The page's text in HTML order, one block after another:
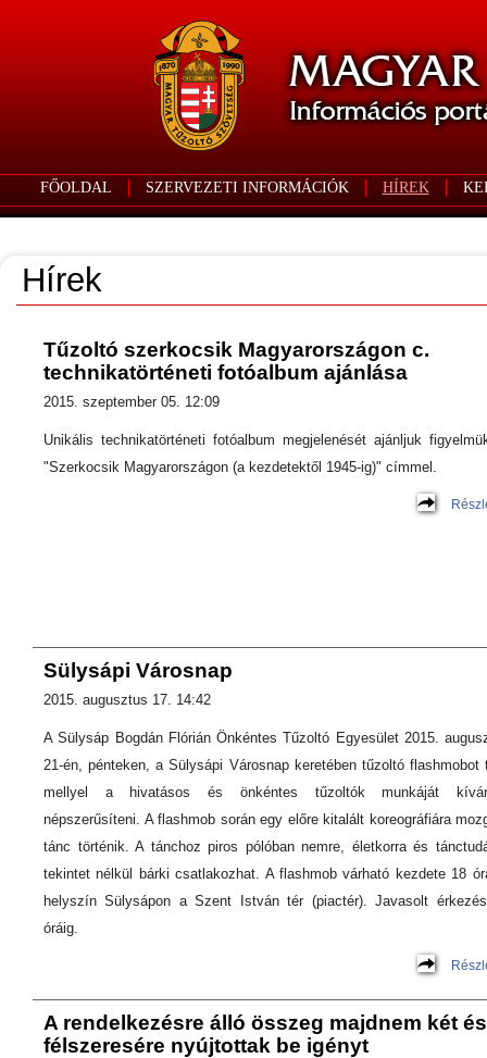
FŐOLDAL SZERVEZETI INFORMÁCIÓK HÍREK
Hírek
Tűzoltó szerkocsik Magyarországon c.
technikatörténeti fotóalbum ajánlása
2015. szeptember 05. 12:09
Unikális technikatörténeti fotóalbum megjelenését ajánljuk
"Szerkocsik Magyarországon (a kezdetektől 1945-ig)" címmel.
Sülysápi Városnap
2015. augusztus 17. 14:42
A Sülysáp Bogdán Flórián Önkéntes Tűzoltó Egyesület 2015.
21-én, pénteken, a Sülysápi Városnap keretében tűzoltó flashmobot
mellyel a hivatásos és önkéntes tűzoltók munkáját
népszerűsíteni. A flashmob során egy előre kitalált koreográfiára
tánc történik. A tánchoz piros pólóban nemre, életkorra és
tekintet nélkül bárki csatlakozhat. A flashmob várható kezdete 18
helyszín Sülysápon a Szent István tér (piactér). Javasolt
óráig.
A rendelkezésre álló összeg majdnem két és
félszeresére nyújtottak be igényt